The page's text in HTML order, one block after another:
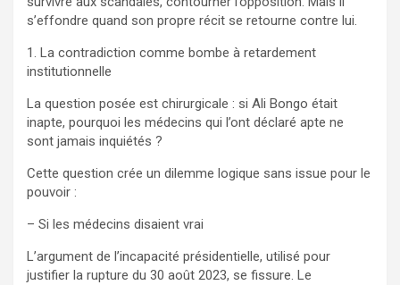
s’effondre quand son propre récit se retourne contre lui.
1. La contradiction comme bombe à retardement
institutionnelle
La question posée est chirurgicale : si Ali Bongo était
inapte, pourquoi les médecins qui l’ont déclaré apte ne
sont jamais inquiétés ?
Cette question crée un dilemme logique sans issue pour le
pouvoir :
– Si les médecins disaient vrai
L’argument de l’incapacité présidentielle, utilisé pour
justifier la rupture du 30 août 2023, se fissure. Le